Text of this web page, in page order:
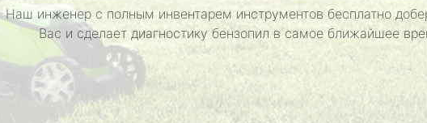
Наш инженер с полным инвентарем инструментов бесплатно
Вас и сделает диагностику бензопил в самое ближайшее